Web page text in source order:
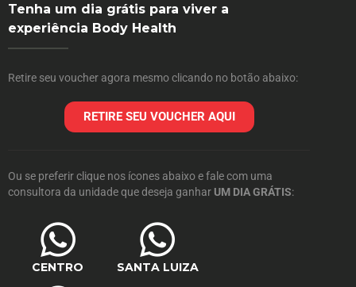
Tenha um dia grátis para viver a
experiência Body Health
Retire seu voucher agora mesmo clicando no botão abaixo:
RETIRE SEU VOUCHER AQUI
Ou se preferir clique nos ícones abaixo e fale com uma
consultora da unidade que deseja ganhar UM DIA GRÁTIS:
CENTRO SANTA LUIZA